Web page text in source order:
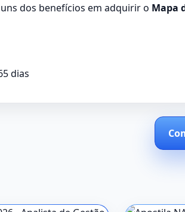
dos benefícios em adquirir o Mapa
dias